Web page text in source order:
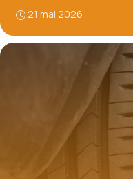
21 mai 2026